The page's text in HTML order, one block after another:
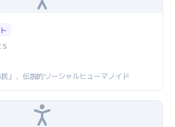
」、伝説的ソーシャルヒューマノイド